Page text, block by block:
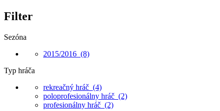
Filter
Sezóna
2015/2016 (8)
Typ hráča
rekreačný hráč (4)
poloprofesionálny hráč (2)
profesionálny hráč (2)